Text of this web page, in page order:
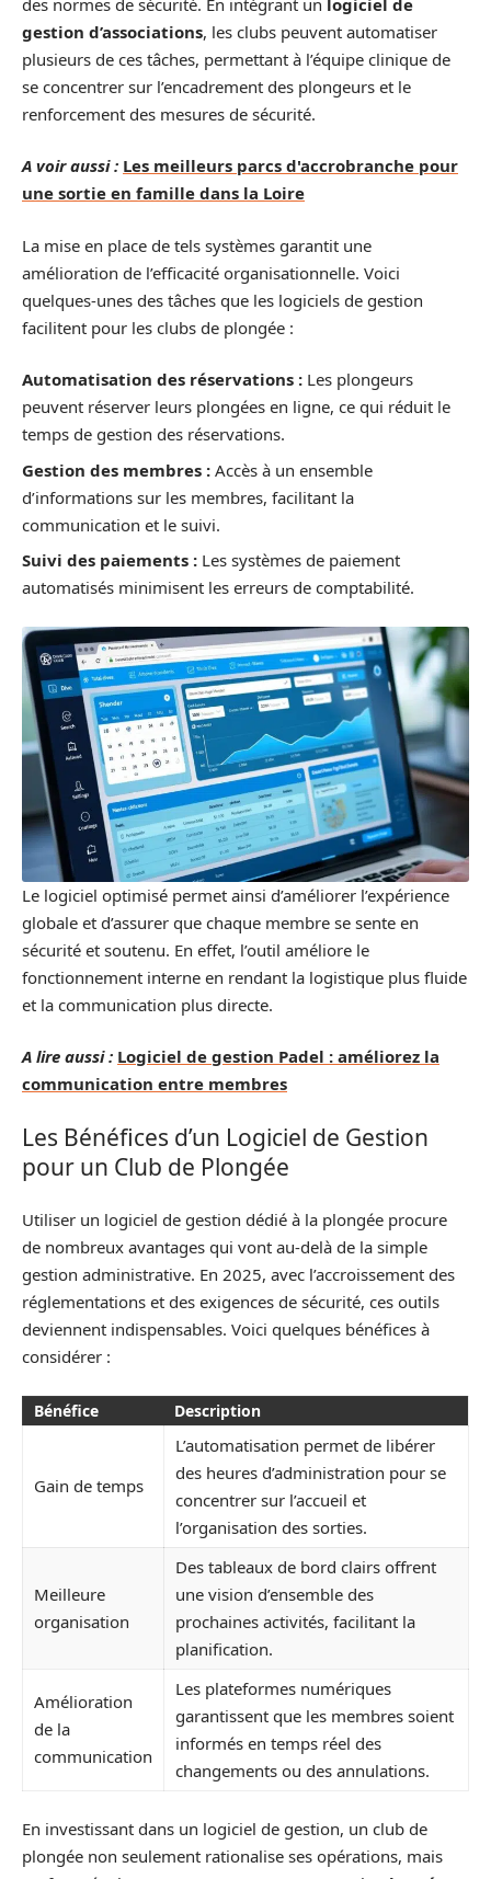
gestion d’associations, les clubs peuvent automatiser
plusieurs de ces tâches, permettant à l’équipe clinique de
se concentrer sur l’encadrement des plongeurs et le
renforcement des mesures de sécurité.
A voir aussi : Les meilleurs parcs d'accrobranche pour
une sortie en famille dans la Loire
La mise en place de tels systèmes garantit une
amélioration de l’efficacité organisationnelle. Voici
quelques-unes des tâches que les logiciels de gestion
facilitent pour les clubs de plongée :
Automatisation des réservations : Les plongeurs
peuvent réserver leurs plongées en ligne, ce qui réduit le
temps de gestion des réservations.
Gestion des membres : Accès à un ensemble
d’informations sur les membres, facilitant la
communication et le suivi.
Suivi des paiements : Les systèmes de paiement
automatisés minimisent les erreurs de comptabilité.
Le logiciel optimisé permet ainsi d’améliorer l’expérience
globale et d’assurer que chaque membre se sente en
sécurité et soutenu. En effet, l’outil améliore le
fonctionnement interne en rendant la logistique plus fluide
et la communication plus directe.
A lire aussi : Logiciel de gestion Padel : améliorez la
communication entre membres
Les Bénéfices d’un Logiciel de Gestion
pour un Club de Plongée
Utiliser un logiciel de gestion dédié à la plongée procure
de nombreux avantages qui vont au-delà de la simple
gestion administrative. En 2025, avec l’accroissement des
réglementations et des exigences de sécurité, ces outils
deviennent indispensables. Voici quelques bénéfices à
considérer :
Bénéfice Description
Gain de temps
L’automatisation permet de libérer
des heures d’administration pour se
concentrer sur l’accueil et
l’organisation des sorties.
Meilleure
organisation
Des tableaux de bord clairs offrent
une vision d’ensemble des
prochaines activités, facilitant la
planification.
Amélioration
de la
communication
Les plateformes numériques
garantissent que les membres soient
informés en temps réel des
changements ou des annulations.
En investissant dans un logiciel de gestion, un club de
plongée non seulement rationalise ses opérations, mais